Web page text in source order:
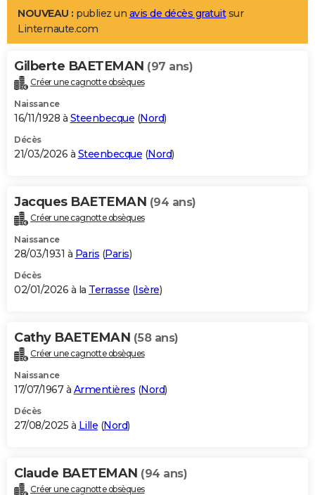
LIFESTYLE
Art de vivre
Bien-être
Loisirs
Mode
Modes de vie
Alimentation
Guide de la santé
Maladies
Médicaments
Sommeil
VOYAGE
Destinations
City break
Voyage nature
Voyage de noces
Forum
Climat
+PHOTO
GUIDES D'ACHAT
BONS PLANS
Carte de Noël
Carte Bonne année
Carte Saint-Valentin
Carte Pâques
Carte d'anniversaire
DICTIONNAIRE
Dictionnaire
Biographies
Citations
Expressions
Proverbes
PROGRAMME TV
S'inscrire
Se connecter
Lycées
Collèges
Primaires
Universités
Entreprises
Service militaire
Avis de recherche
AVIS DE DÉCÈS
Bricolage
Lifestyle
Culture
Sport
Auto
Television
Voyage
Cinema
NOUVEAU : publiez un avis de décès gratuitsur
Linternaute.com
Gilberte BAETEMAN (97 ans)
Créer une cagnotte obsèques
Naissance
16/11/1928 à Steenbecque (Nord)
Décès
21/03/2026 à Steenbecque (Nord)
Jacques BAETEMAN (94 ans)
Créer une cagnotte obsèques
Naissance
28/03/1931 à Paris (Paris)
Décès
02/01/2026 à la Terrasse (Isère)
Cathy BAETEMAN (58 ans)
Créer une cagnotte obsèques
Naissance
17/07/1967 à Armentières (Nord)
Décès
27/08/2025 à Lille (Nord)
Claude BAETEMAN (94 ans)
Créer une cagnotte obsèques